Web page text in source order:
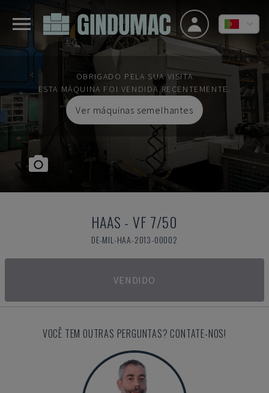
OBRIGADO PELA SUA VISITA
ESTA MÁQUINA FOI VENDIDA RECENTEMENTE.
Ver máquinas semelhantes
HAAS - VF 7/50
DE-MIL-HAA-2013-00002
VENDIDO
VOCÊ TEM OUTRAS PERGUNTAS? CONTATE-NOS!